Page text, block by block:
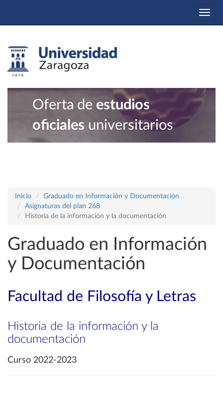
Oferta de estudios
oficiales universitarios
Inicio
Graduado en Información y Documentación
Asignaturas del plan 268
Historia de la información y la documentación
Graduado en Información
y Documentación
Facultad de Filosofía y Letras
Historia de la información y la
documentación
Curso 2022-2023